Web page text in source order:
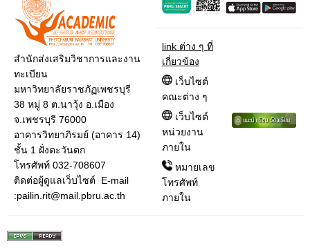
สำนักส่งเสริมวิชาการและงาน
ทะเบียน
มหาวิทยาลัยราชภัฏเพชรบุรี
38 หมู่ 8 ต.นาวุ้ง อ.เมือง
จ.เพชรบุรี 76000
อาคารวิทยาภิรมย์ (อาคาร 14)
ชั้น 1 ฝั่งตะวันตก
โทรศัพท์ 032-708607
ติดต่อผู้ดูแลเว็บไซต์ E-mail
:pailin.rit@mail.pbru.ac.th
link ต่าง ๆ ที่
เกี่ยวข้อง
เว็บไซต์
คณะต่าง ๆ
เว็บไซต์
หน่วยงาน
ภายใน
หมายเลข
โทรศัพท์
ภายใน